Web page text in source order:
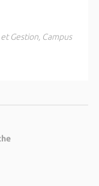
Gestion, Campus